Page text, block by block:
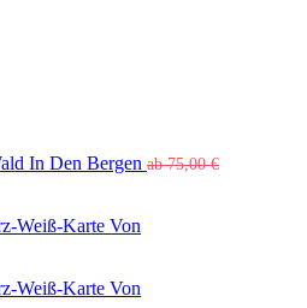
In Den Bergen ab75,00€